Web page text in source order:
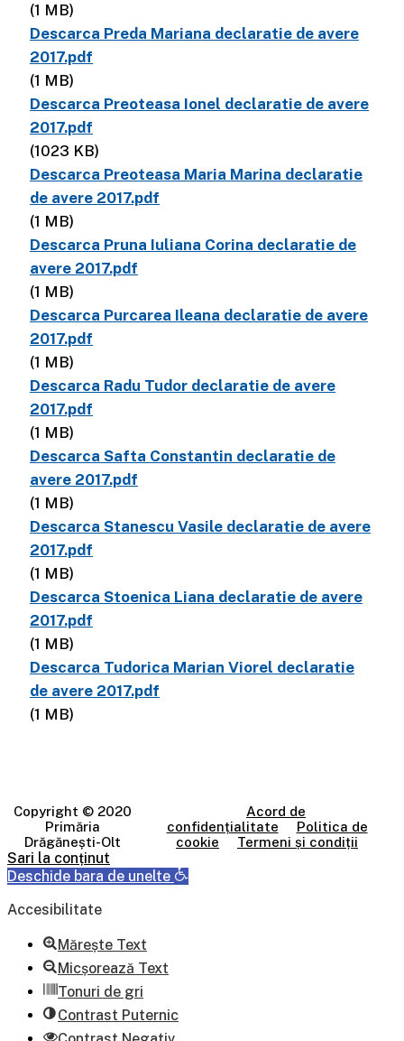
(1 MB)
Descarca Preda Mariana declaratie de avere
2017.pdf
(1 MB)
Descarca Preoteasa Ionel declaratie de avere
2017.pdf
(1023 KB)
Descarca Preoteasa Maria Marina declaratie
de avere 2017.pdf
(1 MB)
Descarca Pruna Iuliana Corina declaratie de
avere 2017.pdf
(1 MB)
Descarca Purcarea Ileana declaratie de avere
2017.pdf
(1 MB)
Descarca Radu Tudor declaratie de avere
2017.pdf
(1 MB)
Descarca Safta Constantin declaratie de
avere 2017.pdf
(1 MB)
Descarca Stanescu Vasile declaratie de avere
2017.pdf
(1 MB)
Descarca Stoenica Liana declaratie de avere
2017.pdf
(1 MB)
Descarca Tudorica Marian Viorel declaratie
de avere 2017.pdf
(1 MB)
Copyright © 2020
Primăria
Drăgănești-Olt
Acord de
confidențialitate
Politica de
cookie
Termeni și condiții
Sari la conținut
Deschide bara de unelte
Accesibilitate
Mărește Text
Micșorează Text
Tonuri de gri
Contrast Puternic